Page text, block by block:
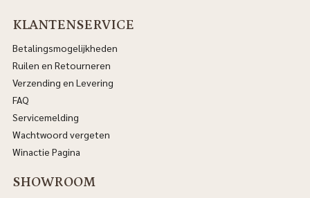
KLANTENSERVICE
Betalingsmogelijkheden
Ruilen en Retourneren
Verzending en Levering
FAQ
Servicemelding
Wachtwoord vergeten
Winactie Pagina
SHOWROOM